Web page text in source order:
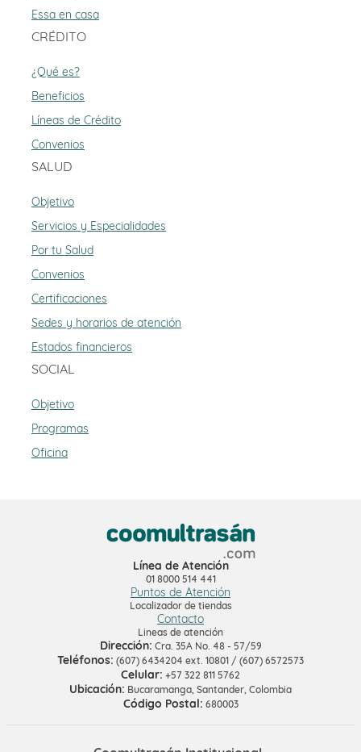
Essa en casa
CRÉDITO
¿Qué es?
Beneficios
Líneas de Crédito
Convenios
SALUD
Objetivo
Servicios y Especialidades
Por tu Salud
Convenios
Certificaciones
Sedes y horarios de atención
Estados financieros
SOCIAL
Objetivo
Programas
Oficina
Línea de Atención
01 8000 514 441
Puntos de Atención
Localizador de tiendas
Contacto
Lineas de atención
Dirección: Cra. 35A No. 48 - 57/59
Teléfonos: (607) 6434204 ext. 10801 / (607) 6572573
Celular: +57 322 811 5762
Ubicación: Bucaramanga, Santander, Colombia
Código Postal: 680003